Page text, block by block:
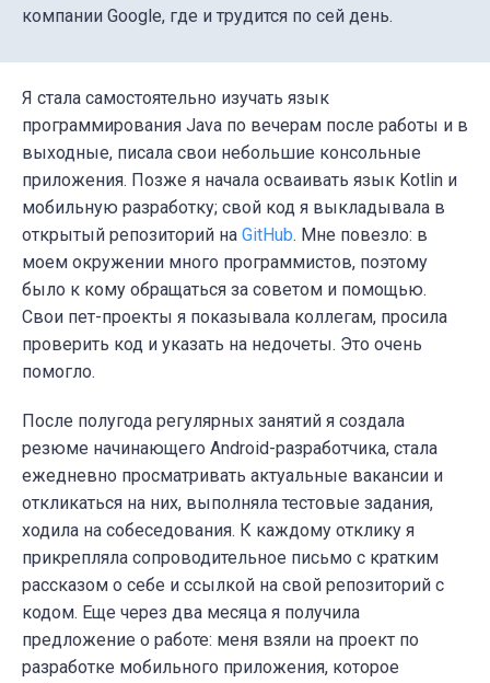
компании Google, где и трудится по сей день.
Я стала самостоятельно изучать язык
программирования Java по вечерам после работы и в
выходные, писала свои небольшие консольные
приложения. Позже я начала осваивать язык Kotlin и
мобильную разработку; свой код я выкладывала в
открытый репозиторий на GitHub. Мне повезло: в
моем окружении много программистов, поэтому
было к кому обращаться за советом и помощью.
Свои пет-проекты я показывала коллегам, просила
проверить код и указать на недочеты. Это очень
помогло.
После полугода регулярных занятий я создала
резюме начинающего Android-разработчика, стала
ежедневно просматривать актуальные вакансии и
откликаться на них, выполняла тестовые задания,
ходила на собеседования. К каждому отклику я
прикрепляла сопроводительное письмо с кратким
рассказом о себе и ссылкой на свой репозиторий с
кодом. Еще через два месяца я получила
предложение о работе: меня взяли на проект по
разработке мобильного приложения, которое